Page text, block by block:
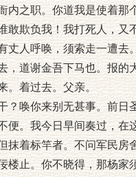
内之职。你道我是使着那
敢欺负我！我打死人，又
丈人呼唤，须索走一遭去
，道谢金吾下马也。报的
。着过去。父亲。
？唤你来别无甚事。前日
便。我今日早间奏过，在
抹着标竿者。不问军民房
楼止。你不晓得，那杨家